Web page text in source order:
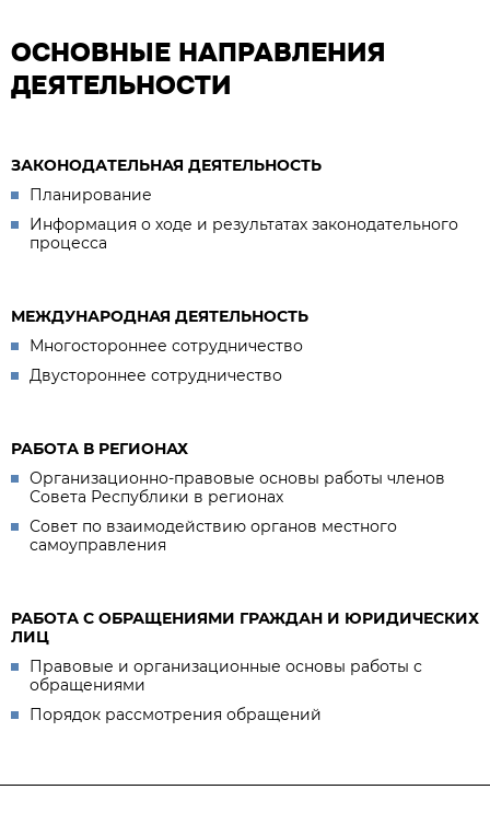
ОСНОВНЫЕ НАПРАВЛЕНИЯ
ДЕЯТЕЛЬНОСТИ
ЗАКОНОДАТЕЛЬНАЯ ДЕЯТЕЛЬНОСТЬ
Планирование
Информация о ходе и результатах законодательного
процесса
МЕЖДУНАРОДНАЯ ДЕЯТЕЛЬНОСТЬ
Многостороннее сотрудничество
Двустороннее сотрудничество
РАБОТА В РЕГИОНАХ
Организационно-правовые основы работы членов
Совета Республики в регионах
Совет по взаимодействию органов местного
самоуправления
РАБОТА С ОБРАЩЕНИЯМИ ГРАЖДАН И ЮРИДИЧЕСКИХ
ЛИЦ
Правовые и организационные основы работы с
обращениями
Порядок рассмотрения обращений